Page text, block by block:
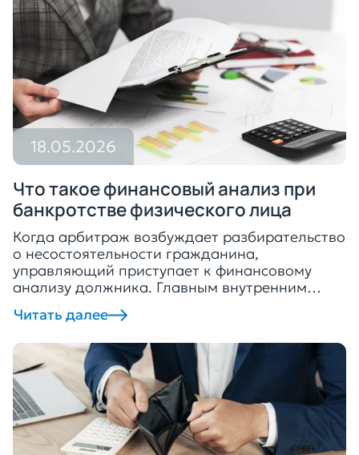
заканчивается, разберём по порядку. Что
такое фиктивное […]
18.05.2026
Что такое финансовый анализ при
банкротстве физического лица
Когда арбитраж возбуждает разбирательство
о несостоятельности гражданина,
управляющий приступает к финансовому
анализу должника. Главным внутренним
отчёт. В нём важно увидеть три вещи:
нет ли тут обмана и какой путь выбрать,
реструктуризация долгов или реализация
собственности. Что такое финансовый анализ
должника Понятие и сущность процедуры
Эта […]
Читать далее